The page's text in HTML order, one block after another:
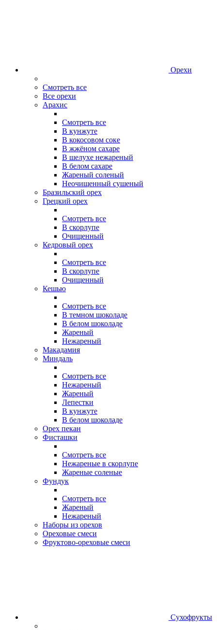
Орехи
Смотреть все
Все орехи
Арахис
Смотреть все
В кунжуте
В кокосовом соке
В жжёном сахаре
В шелухе нежареный
В белом сахаре
Жареный соленый
Неочищенный сушеный
Бразильский орех
Грецкий орех
Смотреть все
В скорлупе
Очищенный
Кедровый орех
Смотреть все
В скорлупе
Очищенный
Кешью
Смотреть все
В темном шоколаде
В белом шоколаде
Жареный
Нежареный
Макадамия
Миндаль
Смотреть все
Нежареный
Жареный
Лепестки
В кунжуте
В белом шоколаде
Орех пекан
Фисташки
Смотреть все
Нежареные в скорлупе
Жареные соленые
Фундук
Смотреть все
Жареный
Нежареный
Наборы из орехов
Ореховые смеси
Фруктово-ореховые смеси
Сухофрукты